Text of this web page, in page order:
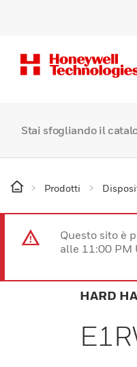
Stai sfogliando il
Prodotti
Questo sito è
alle 11:00 PM
HARD